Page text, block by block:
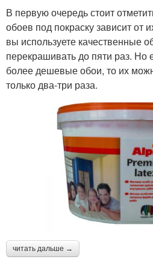
В первую очередь стоит
обоев под покраску зависит от
вы используете качественные
перекрашивать до пяти раз. Но
более дешевые обои, то их
только два-три раза.
читать дальше →